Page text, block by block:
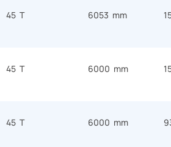
45 T 6053 mm
45 T 6000 mm
45 T 6000 mm